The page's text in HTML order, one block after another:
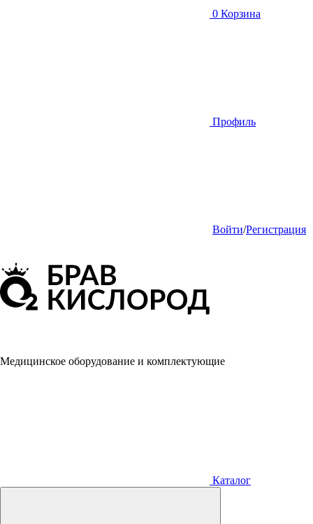
0 Корзина
Профиль
Войти/Регистрация
Медицинское оборудование и комплектующие
Каталог